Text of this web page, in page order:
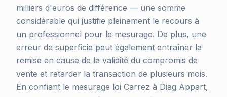
milliers d'euros de différence — une somme
considérable qui justifie pleinement le recours à
un professionnel pour le mesurage. De plus, une
erreur de superficie peut également entraîner la
remise en cause de la validité du compromis de
vente et retarder la transaction de plusieurs mois.
En confiant le mesurage loi Carrez à Diag Appart,